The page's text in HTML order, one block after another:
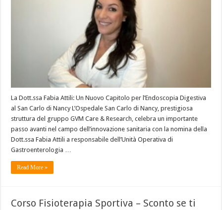
La Dott.ssa Fabia Attili: Un Nuovo Capitolo per l’Endoscopia Digestiva
al San Carlo di Nancy L’Ospedale San Carlo di Nancy, prestigiosa
struttura del gruppo GVM Care & Research, celebra un importante
passo avanti nel campo dell’innovazione sanitaria con la nomina della
Dott.ssa Fabia Attili a responsabile dell’Unità Operativa di
Gastroenterologia …
Read More »
Corso Fisioterapia Sportiva – Sconto se ti